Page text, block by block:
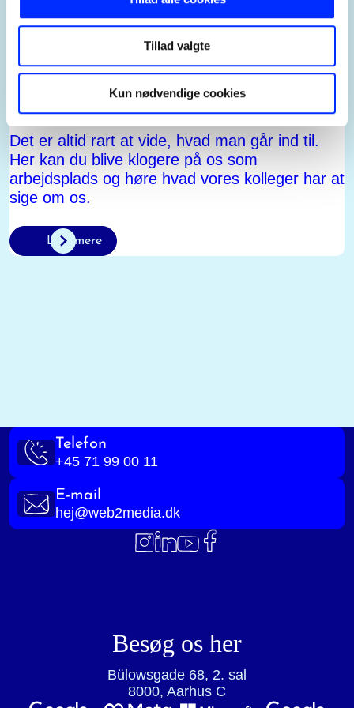
Tillad valgte
Kun nødvendige cookies
Lær os bedre at kende inden du søger
Det er altid rart at vide, hvad man går ind til.
Her kan du blive klogere på os som
arbejdsplads og høre hvad vores kolleger har at
sige om os.
Læs mere
Telefon
+45 71 99 00 11
E-mail
hej@web2media.dk
Besøg os her
Bülowsgade 68, 2. sal
8000, Aarhus C